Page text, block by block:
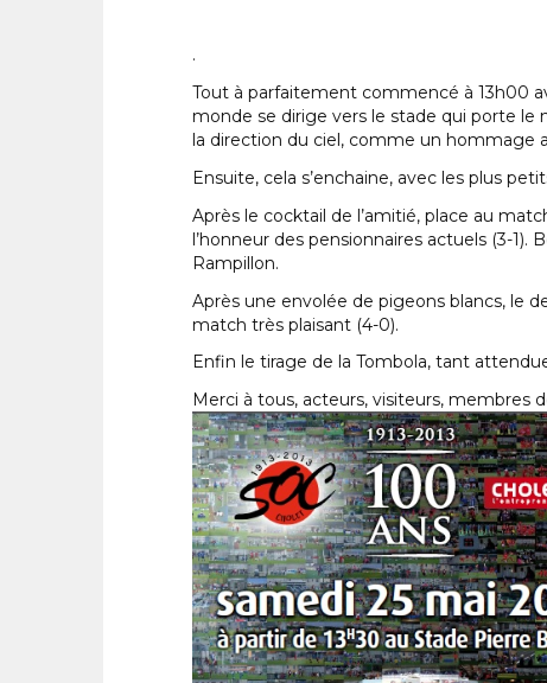
.
Tout à parfaitement commencé à 13h00
monde se dirige vers le stade qui porte le
la direction du ciel, comme un hommage
Ensuite, cela s’enchaine, avec les plus
Après le cocktail de l’amitié, place au
l’honneur des pensionnaires actuels (3-
Rampillon.
Après une envolée de pigeons blancs, le
match très plaisant (4-0).
Enfin le tirage de la Tombola, tant
Merci à tous, acteurs, visiteurs, membres